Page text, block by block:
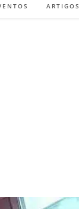
ARTIGOS